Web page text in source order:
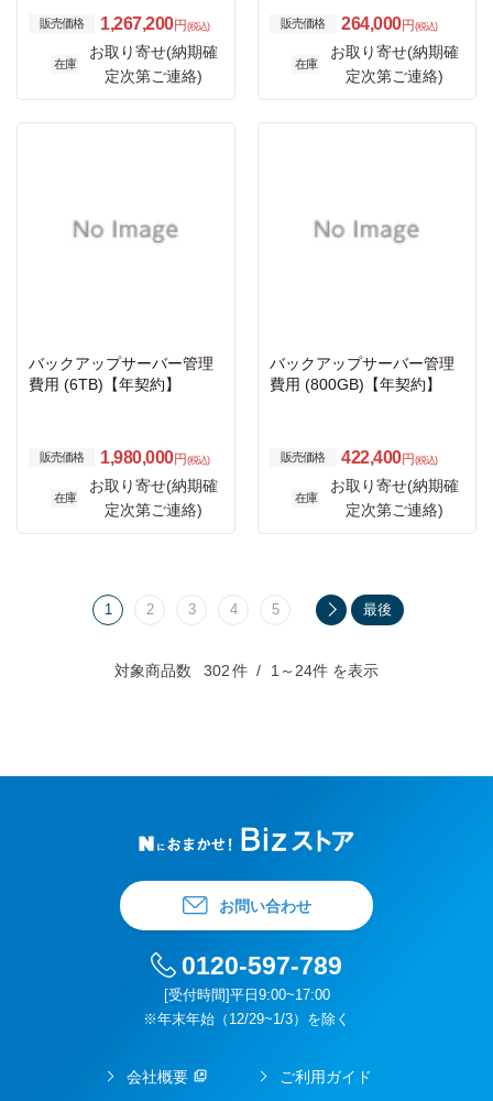
販売価格 1,267,200円 (税込)
在庫
お取り寄せ(納期確
定次第ご連絡)
販売価格 264,000円 (税込)
在庫
お取り寄せ(納期確
定次第ご連絡)
バックアップサーバー管理
費用 (6TB)【年契約】
販売価格 1,980,000円 (税込)
在庫
お取り寄せ(納期確
定次第ご連絡)
バックアップサーバー管理
費用 (800GB)【年契約】
販売価格 422,400円 (税込)
在庫
お取り寄せ(納期確
定次第ご連絡)
対象商品数 302件 1～24件 を表示
1 2 3 4 5 最後
お問い合わせ
0120-597-789
[受付時間]平日9:00~17:00
※年末年始（12/29~1/3）を除く
会社概要 ご利用ガイド